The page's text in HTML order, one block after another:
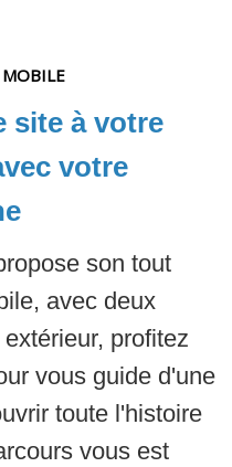
site à votre
votre
son tout
avec deux
profitez
vous guide d'une
toute l'histoire
vous est